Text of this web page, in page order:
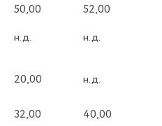
50,00
52,00
н.д. н.д.
20,00 н.д.
32,00
40,00